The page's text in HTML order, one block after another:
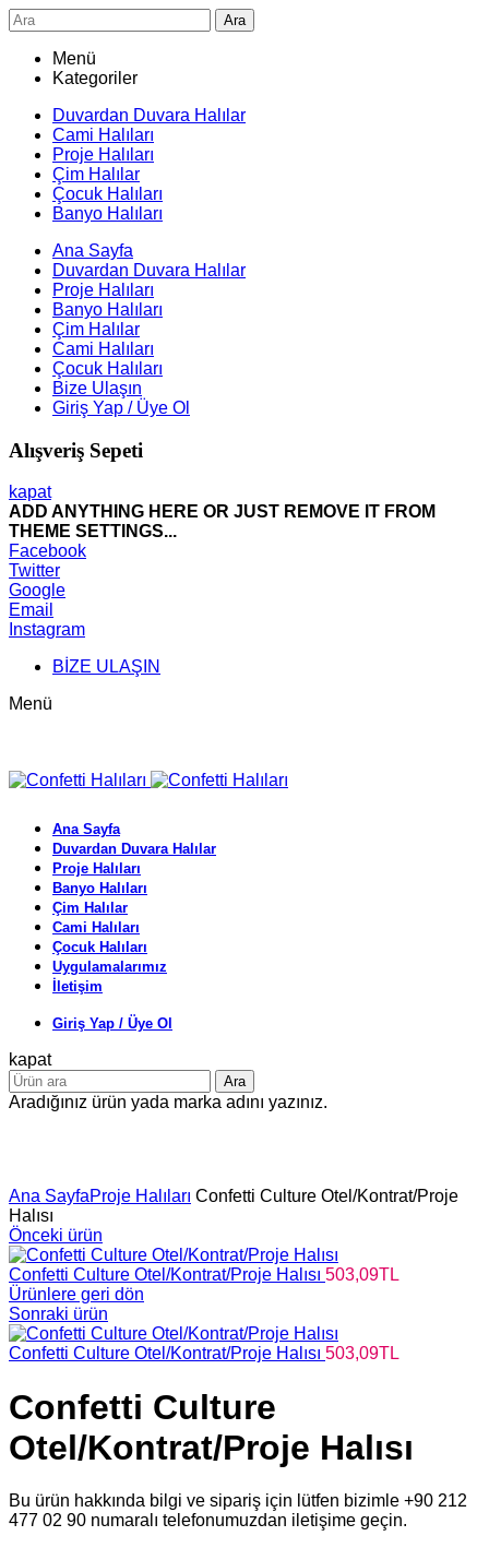
Ara
Menü
Kategoriler
Duvardan Duvara Halılar
Cami Halıları
Proje Halıları
Çim Halılar
Çocuk Halıları
Banyo Halıları
Ana Sayfa
Duvardan Duvara Halılar
Proje Halıları
Banyo Halıları
Çim Halılar
Cami Halıları
Çocuk Halıları
Bize Ulaşın
Giriş Yap / Üye Ol
Alışveriş Sepeti
kapat
ADD ANYTHING HERE OR JUST REMOVE IT FROM
THEME SETTINGS...
Facebook
Twitter
Google
Email
Instagram
BİZE ULAŞIN
Menü
Ana Sayfa
Duvardan Duvara Halılar
Proje Halıları
Banyo Halıları
Çim Halılar
Cami Halıları
Çocuk Halıları
Uygulamalarımız
İletişim
Giriş Yap / Üye Ol
kapat
Ara
Aradığınız ürün yada marka adını yazınız.
Ana SayfaProje Halıları Confetti Culture Otel/Kontrat/Proje
Halısı
Önceki ürün
Confetti Culture Otel/Kontrat/Proje Halısı 503,09TL
Ürünlere geri dön
Sonraki ürün
Confetti Culture Otel/Kontrat/Proje Halısı 503,09TL
Confetti Culture
Otel/Kontrat/Proje Halısı
Bu ürün hakkında bilgi ve sipariş için lütfen bizimle +90 212
477 02 90 numaralı telefonumuzdan iletişime geçin.